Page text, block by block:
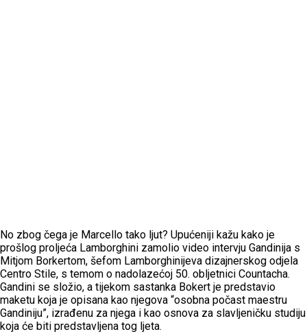
No zbog čega je Marcello tako ljut? Upućeniji kažu kako je
prošlog proljeća Lamborghini zamolio video intervju Gandinija s
Mitjom Borkertom, šefom Lamborghinijeva dizajnerskog odjela
Centro Stile, s temom o nadolazećoj 50. obljetnici Countacha.
Gandini se složio, a tijekom sastanka Bokert je predstavio
maketu koja je opisana kao njegova “osobna počast maestru
Gandiniju”, izrađenu za njega i kao osnova za slavljeničku studiju
koja će biti predstavljena tog ljeta.